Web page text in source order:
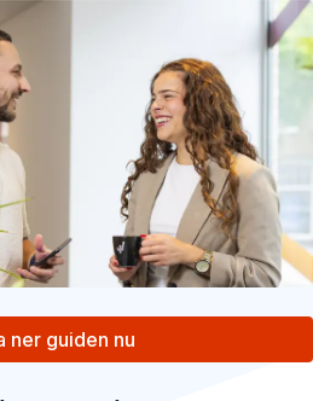
ner guiden nu